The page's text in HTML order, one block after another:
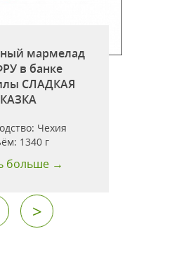
мармелад
в банке
СЛАДКАЯ
Чехия
1340 г
больше →
>